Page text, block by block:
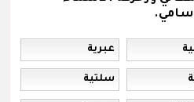
عبرية
سلتية